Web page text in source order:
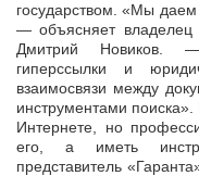
государством. «Мы
— объясняет владелец
Дмитрий Новиков.
гиперссылки и
взаимосвязи между
инструментами
Интернете, но
его, а иметь
представитель